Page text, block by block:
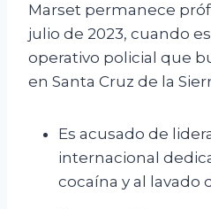
Marset permanece
julio de 2023, cuando
operativo policial que
en Santa Cruz de la
Es acusado de
internacional
cocaína y al lavado